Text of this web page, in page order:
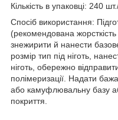
Кількість в упаковці: 240
Спосіб використання:
(рекомендована
знежирити й нанести
розмір тип під ніготь,
ніготь, обережно
полімеризації. Надати
або камуфлювальну базу
покриття.